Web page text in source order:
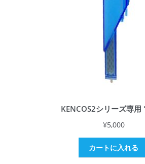
KENCOS2シリーズ専用
¥5,000
カートに入れる